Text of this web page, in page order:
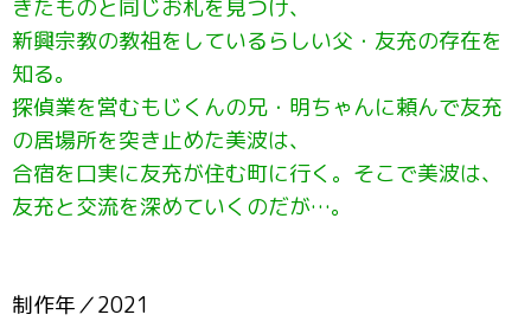
きたものと同じお札を見つけ、
新興宗教の教祖をしているらしい父・友充の存在を
知る。
探偵業を営むもじくんの兄・明ちゃんに頼んで友充
の居場所を突き止めた美波は、
合宿を口実に友充が住む町に行く。そこで美波は、
友充と交流を深めていくのだが…。
制作年／2021